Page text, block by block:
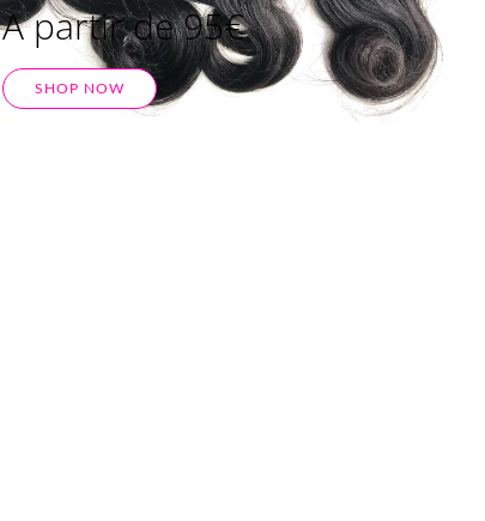
A partir de 95€
SHOP NOW